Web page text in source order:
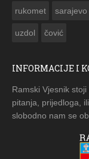
rukomet sarajevo
uzdol čović
INFORMACIJE I
Ramski Vjesnik
pitanja, prijedloga,
slobodno nam se